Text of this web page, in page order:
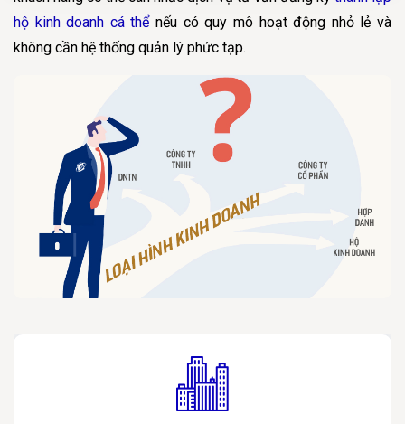
hộ kinh doanh cá thểnếu có quy mô hoạt động nhỏ lẻ và
không cần hệ thống quản lý phức tạp.